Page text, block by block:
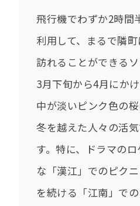
飛行機でわずか2時間
利用して、まるで隣
訪れることができるソ
3月下旬から4月にか
中が淡いピンク色の
冬を越えた人々の活
す。特に、ドラマの
な「漢江」でのピク
を続ける「江南」で